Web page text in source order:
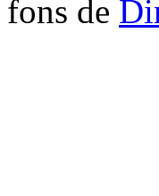
fons de